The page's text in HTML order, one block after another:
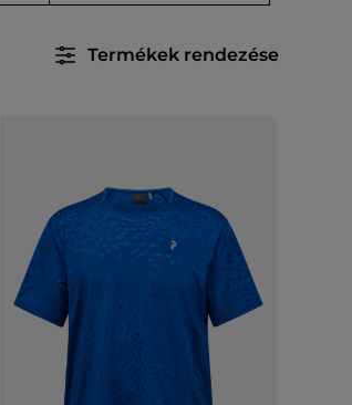
Termékek rendezése